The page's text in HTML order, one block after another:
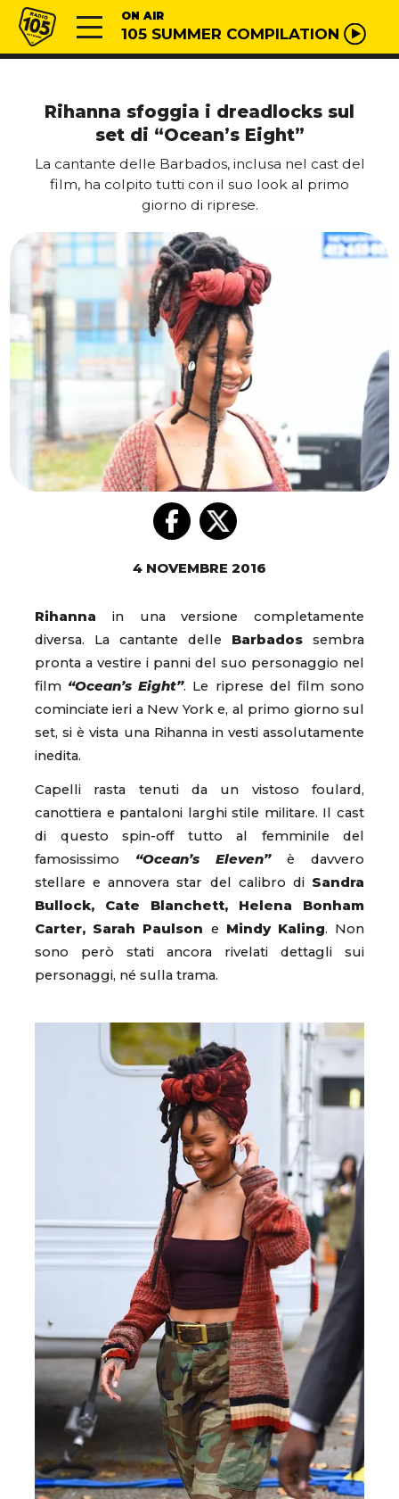
Vai al contenuto
Radio 105 ON AIR
105 SUMMER COMPILATION
Rihanna sfoggia i dreadlocks sul
set di “Ocean’s Eight”
La cantante delle Barbados, inclusa nel cast del
film, ha colpito tutti con il suo look al primo
giorno di riprese.
4 NOVEMBRE 2016
Rihanna in una versione completamente
diversa. La cantante delle Barbados sembra
pronta a vestire i panni del suo personaggio nel
film “Ocean’s Eight”. Le riprese del film sono
cominciate ieri a New York e, al primo giorno sul
set, si è vista una Rihanna in vesti assolutamente
inedita.
Capelli rasta tenuti da un vistoso foulard,
canottiera e pantaloni larghi stile militare. Il cast
di questo spin-off tutto al femminile del
famosissimo “Ocean’s Eleven”è davvero
stellare e annovera star del calibro di Sandra
Bullock, Cate Blanchett, Helena Bonham
Carter, Sarah Paulson e Mindy Kaling. Non
sono però stati ancora rivelati dettagli sui
personaggi, né sulla trama.